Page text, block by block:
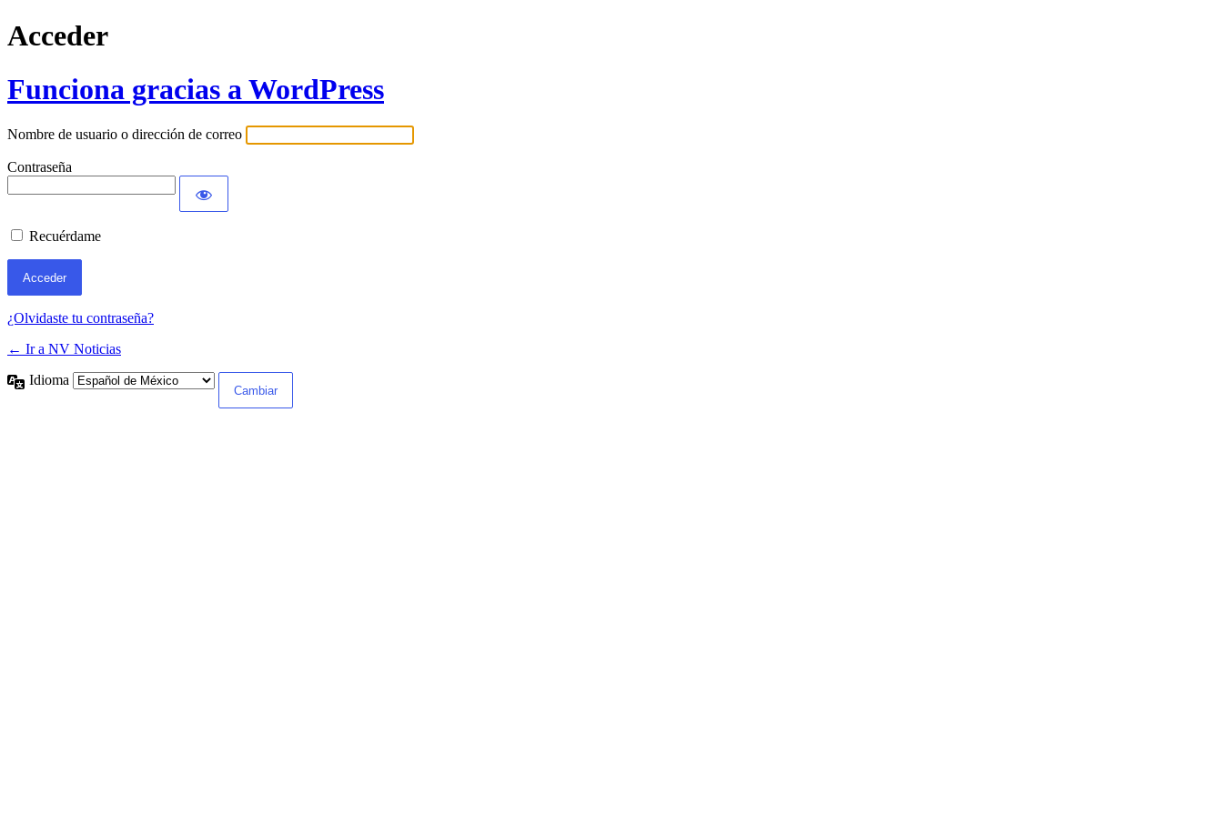
Acceder
Funciona gracias a WordPress
Nombre de usuario o dirección de correo
Contraseña
Recuérdame
¿Olvidaste tu contraseña?
← Ir a NV Noticias
Idioma